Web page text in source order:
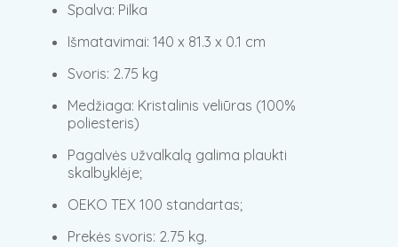
Spalva: Pilka
Išmatavimai: 140 x 81.3 x 0.1 cm
Svoris: 2.75 kg
Medžiaga: Kristalinis veliūras (100%
poliesteris)
Pagalvės užvalkalą galima plaukti
skalbyklėje;
OEKO TEX 100 standartas;
Prekės svoris: 2.75 kg.